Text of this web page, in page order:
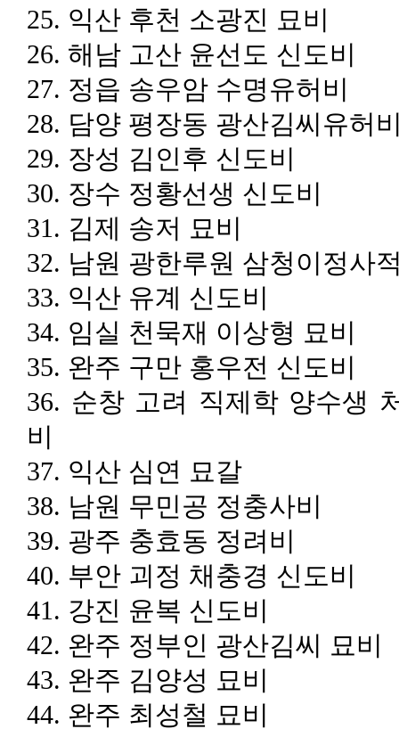
25. 익산 후천 소광진 묘비
26. 해남 고산 윤선도 신도비
27. 정읍 송우암 수명유허비
28. 담양 평장동 광산김씨유허
29. 장성 김인후 신도비
30. 장수 정황선생 신도비
31. 김제 송저 묘비
32. 남원 광한루원 삼청이정사
33. 익산 유계 신도비
34. 임실 천묵재 이상형 묘비
35. 완주 구만 홍우전 신도비
36. 순창 고려 직제학 양수생
비
37. 익산 심연 묘갈
38. 남원 무민공 정충사비
39. 광주 충효동 정려비
40. 부안 괴정 채충경 신도비
41. 강진 윤복 신도비
42. 완주 정부인 광산김씨 묘비
43. 완주 김양성 묘비
44. 완주 최성철 묘비